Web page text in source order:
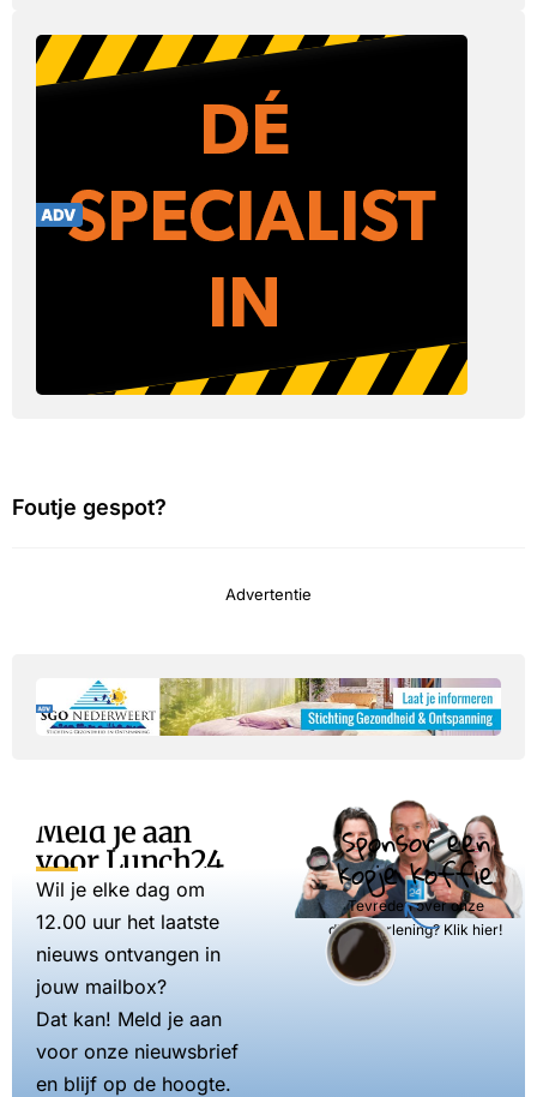
Foutje gespot?
Advertentie
Meld je aan
voor Lunch24
Wil je elke dag om
12.00 uur het laatste
nieuws ontvangen in
jouw mailbox?
Dat kan! Meld je aan
voor onze nieuwsbrief
en blijf op de hoogte.
Sponsor een
kopje koffie
Tevreden over onze
dienstverlening? Klik hier!